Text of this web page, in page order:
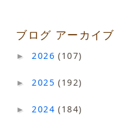
ブログ アーカイブ
► 2026(107)
► 2025(192)
► 2024(184)